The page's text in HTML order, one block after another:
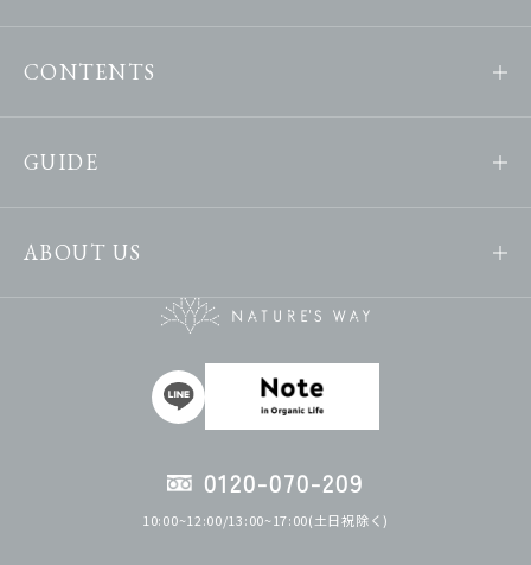
CONTENTS
GUIDE
ABOUT US
0120-070-209
10:00~12:00/13:00~17:00(土日祝除く)